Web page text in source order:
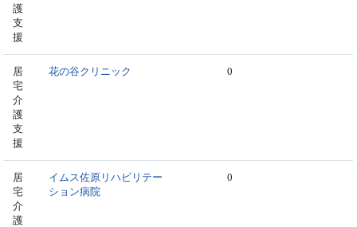
護
支
援
居
宅
介
護
支
援
花の谷クリニック 0
居
宅
介
護
イムス佐原リハビリテー
ション病院
0